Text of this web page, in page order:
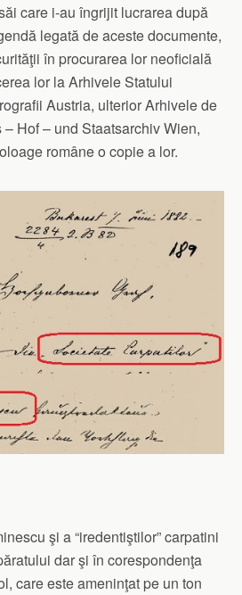
care i-au îngrijit lucrarea după
legată de aceste documente,
în procurarea lor neoficială
lor la Arhivele Statului
Austria, ulterior Arhivele de
Hof – und Staatsarchiv Wien,
române o copie a lor.
şi a “iredentiştilor” carpatini
dar şi în corespondenţa
care este ameninţat pe un ton